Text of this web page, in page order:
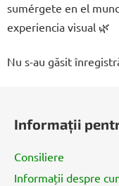
sumérgete en el
experiencia visual 🌿
Nu s-au găsit
Informații
Consiliere
Informații despre